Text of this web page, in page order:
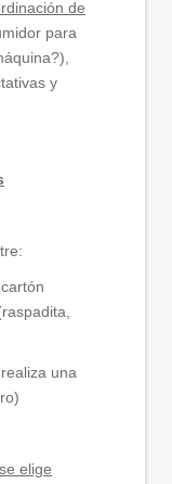
de
para
y
una
elige